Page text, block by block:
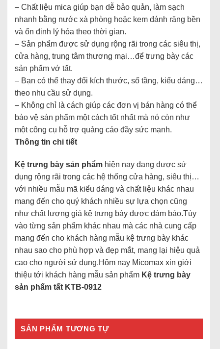
– Chất liệu mica giúp bạn dễ bảo quản, làm sạch
nhanh bằng nước xà phòng hoặc kem đánh răng bền
và ổn định lý hóa theo thời gian.
– Sản phẩm được sử dụng rộng rãi trong các siêu thị,
cửa hàng, trung tâm thương mại…để trưng bày các
sản phẩm vớ tất.
– Bạn có thể thay đổi kích thước, số tầng, kiểu dáng…
theo nhu cầu sử dụng.
– Không chỉ là cách giúp các đơn vị bán hàng có thể
bảo vệ sản phẩm một cách tốt nhất mà nó còn như
một công cụ hỗ trợ quảng cáo đầy sức mạnh.
Thông tin chi tiết
Kệ trưng bày sản phẩm hiện nay đang được sử
dụng rộng rãi trong các hệ thống cửa hàng, siêu thị…
với nhiều mẫu mã kiểu dáng và chất liệu khác nhau
mang đến cho quý khách nhiều sự lựa chọn cũng
như chất lượng giá kệ trưng bày được đảm bảo.Tùy
vào từng sản phẩm khác nhau mà các nhà cung cấp
mang đến cho khách hàng mẫu kệ trưng bày khác
nhau sao cho phù hợp và đẹp mắt, mang lại hiệu quả
cao cho người sử dụng.Hôm nay Micomax xin giới
thiệu tới khách hàng mẫu sản phẩm Kệ trưng bày
sản phẩm tất KTB-0912
SẢN PHẨM TƯƠNG TỰ